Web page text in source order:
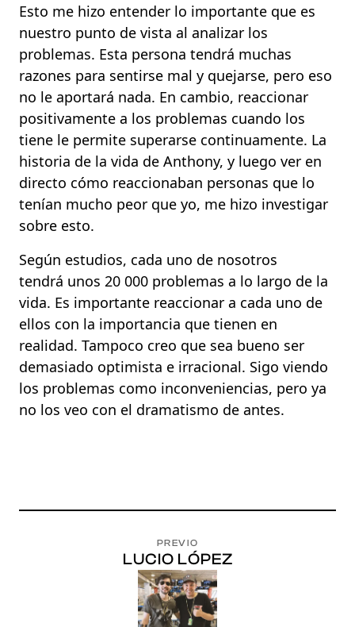
Esto me hizo entender lo importante que es
nuestro punto de vista al analizar los
problemas. Esta persona tendrá muchas
razones para sentirse mal y quejarse, pero eso
no le aportará nada. En cambio, reaccionar
positivamente a los problemas cuando los
tiene le permite superarse continuamente. La
historia de la vida de Anthony, y luego ver en
directo cómo reaccionaban personas que lo
tenían mucho peor que yo, me hizo investigar
sobre esto.
Según estudios, cada uno de nosotros
tendrá unos 20 000 problemas a lo largo de la
vida. Es importante reaccionar a cada uno de
ellos con la importancia que tienen en
realidad. Tampoco creo que sea bueno ser
demasiado optimista e irracional. Sigo viendo
los problemas como inconveniencias, pero ya
no los veo con el dramatismo de antes.
PREVIO
LUCIO LÓPEZ